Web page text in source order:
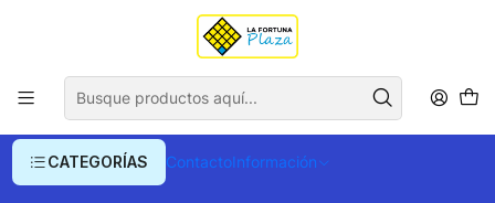
CATEGORÍAS ContactoInformación
Envío gratis para compras superiores a $ 400.000
Morrales y Portafolios Morrales Morral Porta Pc Titany